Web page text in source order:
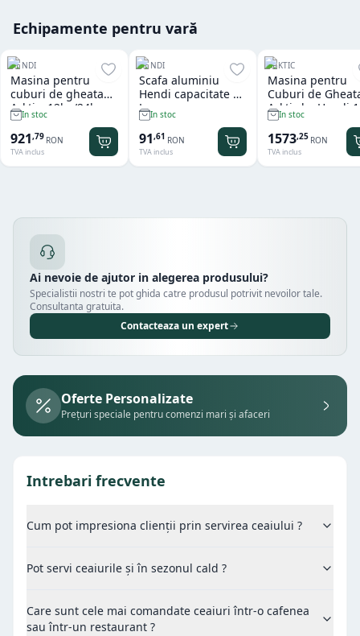
Echipamente pentru vară
HENDI
Masina pentru
cuburi de gheata
Arktic, 12kg/24h
In stoc
921,79 RON
TVA inclus
HENDI
Scafa aluminiu
Hendi capacitate 2
L In stoc
91,61 RON
TVA inclus
ARKTIC
Masina pentru
Cuburi de
Arktic by Hendi
kgIn stoc
1573,25 RON
TVA inclus
Ai nevoie de ajutor in alegerea produsului?
Specialistii nostri te pot ghida catre produsul potrivit nevoilor tale.
Consultanta gratuita.
Contacteaza un expert
Oferte Personalizate
Prețuri speciale pentru comenzi mari și afaceri
Intrebari frecvente
Cum pot impresiona clienții prin servirea ceaiului ?
Pot servi ceaiurile și în sezonul cald ?
Care sunt cele mai comandate ceaiuri într-o cafenea
sau într-un restaurant ?